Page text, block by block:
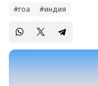
#гоа #индия